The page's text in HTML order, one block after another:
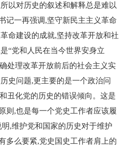
以对历史的叙述和解释总是难以
记一再强调,坚守新民主主义革命
命建设的成就,坚持改革开放和社
“党和人民在当今世界安身立
处理改革开放前后的社会主义实
史问题,更主要的是一个政治问
丑化党的历史的错误倾向。这是
则,也是每一个党史工作者应该履
,维护党和国家的历史对于维护
多么要紧,党史国史工作者肩上的